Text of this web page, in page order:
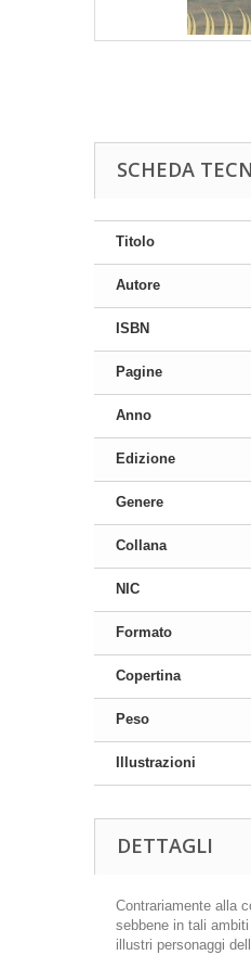
SCHEDA
Titolo
Autore
ISBN
Pagine
Anno
Edizione
Genere
Collana
NIC
Formato
Copertina
Peso
Illustrazioni
DETTAGLI
Contrariamente alla
sebbene in tali
illustri personaggi